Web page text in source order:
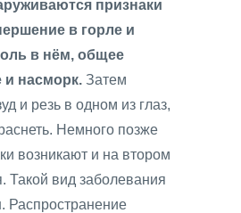
признаки
в горле и
в нём, общее
и насморк. Затем
и резь в одном из глаз,
Немного позже
возникают и на втором
Такой вид заболевания
Распространение